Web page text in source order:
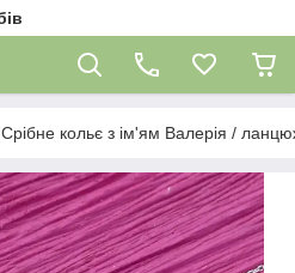
Срібне кольє з ім'ям Валерія /